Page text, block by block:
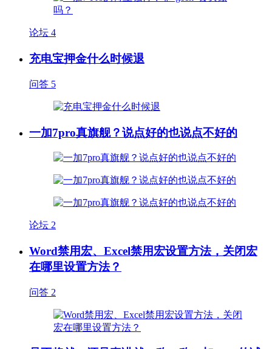
论坛 4
充电宝押金什么时候退
问答 5
一加7pro真旗舰？说点好的也说点不好的
论坛 2
Word禁用宏、Excel禁用宏设置方法，关闭宏
在哪里设置方法？
问答 2